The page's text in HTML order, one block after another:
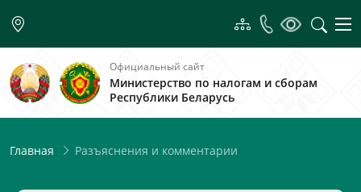
Официальный сайт
Министерство по налогам и сборам
Республики Беларусь
Главная Разъяснения и комментарии